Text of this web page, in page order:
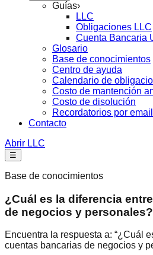
Guías›
LLC
Obligaciones LLC
Cuenta Bancaria
Glosario
Base de conocimientos
Centro de ayuda
Calendario de
Costo de mantención
Costo de disolución
Recordatorios por email
Contacto
Abrir LLC
☰
Base de conocimientos
¿Cuál es la diferencia
de negocios y personales?
Encuentra la respuesta a: “¿Cuál
cuentas bancarias de negocios y